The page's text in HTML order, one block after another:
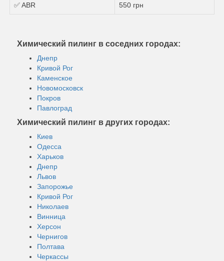
✅ ABR 550 грн
Химический пилинг в соседних городах:
Днепр
Кривой Рог
Каменское
Новомосковск
Покров
Павлоград
Химический пилинг в других городах:
Киев
Одесса
Харьков
Днепр
Львов
Запорожье
Кривой Рог
Николаев
Винница
Херсон
Чернигов
Полтава
Черкассы